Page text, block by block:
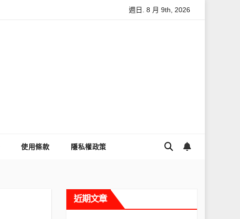
怎麼讓Threads流量變多？高效提升流量的完整教學
週日. 8 月 9th, 2026
使用條款 隱私權政策
近期文章